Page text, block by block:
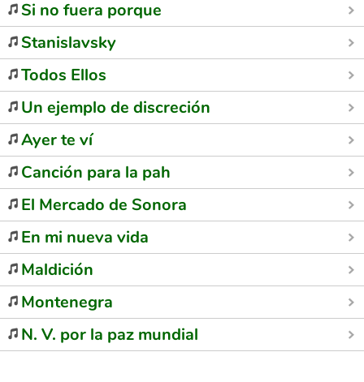
Si no fuera porque
Stanislavsky
Todos Ellos
Un ejemplo de discreción
Ayer te ví
Canción para la pah
El Mercado de Sonora
En mi nueva vida
Maldición
Montenegra
N. V. por la paz mundial